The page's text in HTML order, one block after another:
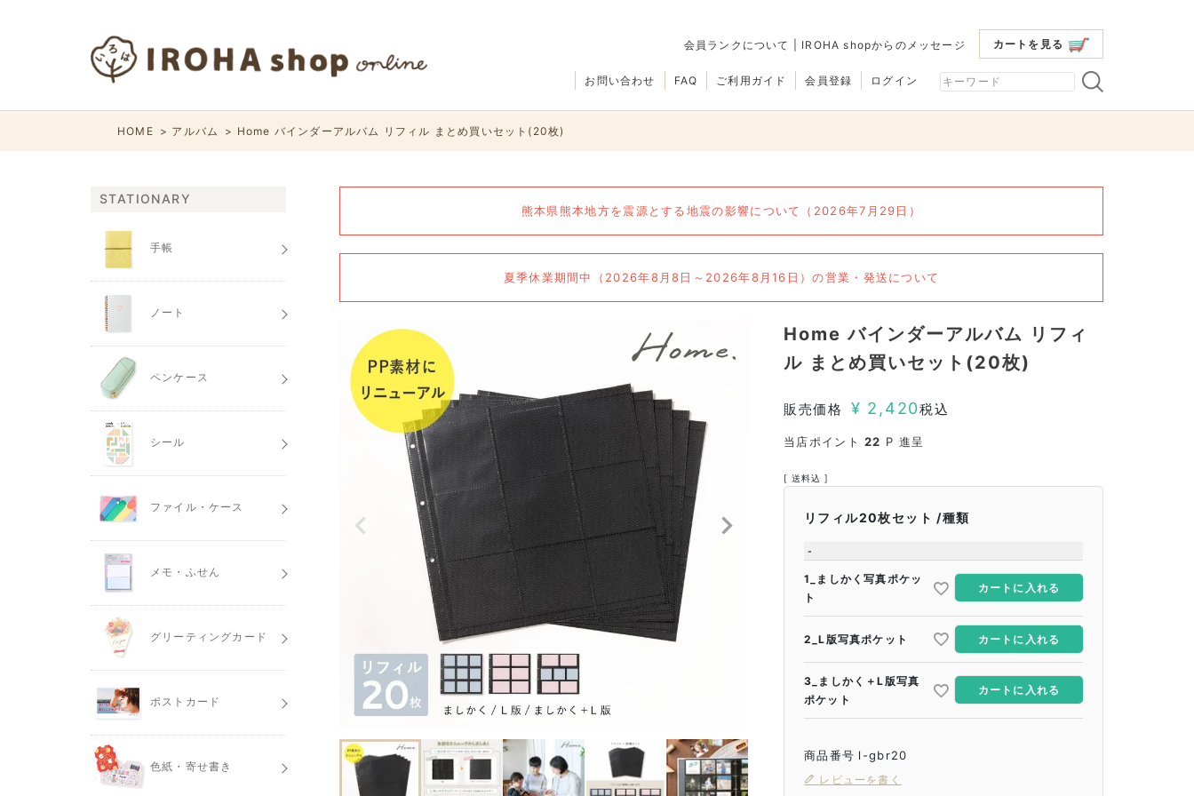
カートを見る
会員ランクについて IROHA shopからのメッセージ
会員登録 ログイン
ご利用ガイド
FAQ
お問い合わせ
HOME アルバム Home バインダーアルバム リフィル まとめ買いセット(20枚)
熊本県熊本地方を震源とする地震の影響について（2026年7月29日）
夏季休業期間中（2026年8月8日～2026年8月16日）の営業・発送について
Home バインダーアルバム リフィ
ル まとめ買いセット(20枚)
販売価格 ¥ 2,420税込
当店ポイント 22 P 進呈
送料込
リフィル20枚セット 種類
-
1_ましかく写真ポケッ
ト
カートに入れる
2_L版写真ポケット カートに入れる
3_ましかく＋L版写真
ポケット
カートに入れる
商品番号 l-gbr20
レビューを書く
STATIONARY
手帳
ノート
ペンケース
シール
ファイル・ケース
メモ・ふせん
グリーティングカード
ポストカード
色紙・寄せ書き